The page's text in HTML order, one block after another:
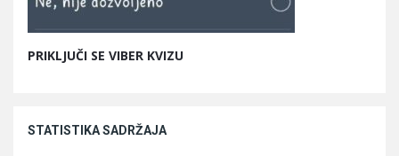
PRIKLJUČI SE VIBER KVIZU
STATISTIKA SADRŽAJA